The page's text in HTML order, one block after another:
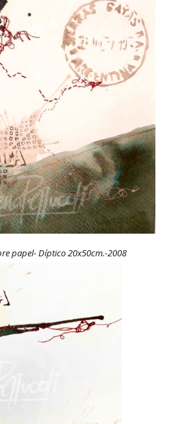
papel- Díptico 20x50cm.-2008